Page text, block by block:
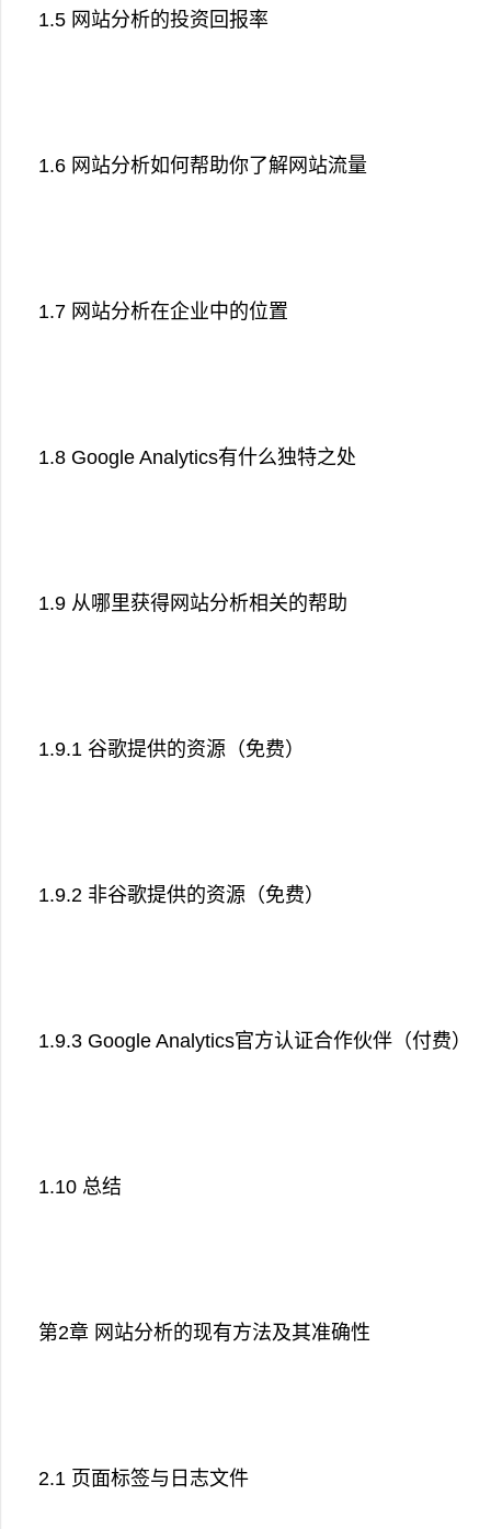
1.5 网站分析的投资回报率
1.6 网站分析如何帮助你了解网站流量
1.7 网站分析在企业中的位置
1.8 Google Analytics有什么独特之处
1.9 从哪里获得网站分析相关的帮助
1.9.1 谷歌提供的资源（免费）
1.9.2 非谷歌提供的资源（免费）
1.9.3 Google Analytics官方认证合作伙伴（付费）
1.10 总结
第2章 网站分析的现有方法及其准确性
2.1 页面标签与日志文件